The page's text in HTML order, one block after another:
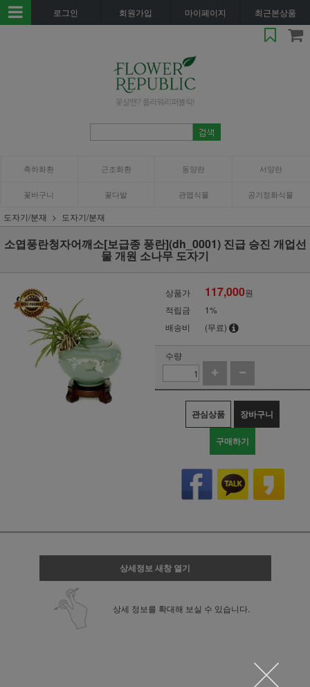
로그인 회원가입 마이페이지 최근본상품
축하화환 근조화환 동양란 서양란
꽃바구니 꽃다발 관엽식물 공기정화식물
도자기/분재 도자기/분재
소엽풍란청자어깨소[보급종 풍란](dh_0001) 진급 승진 개업선
물 개원 소나무 도자기
상품가 117,000원
적립금
1%
배송비
(무료)
수량
관심상품 장바구니
구매하기
상세정보 새창 열기
상세 정보를 확대해 보실 수 있습니다.